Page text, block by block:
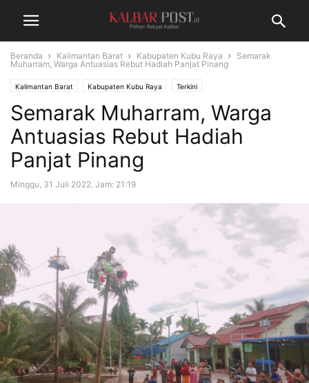
Beranda Kalimantan Barat Kabupaten Kubu Raya
Semarak
Muharram, Warga Antuasias Rebut Hadiah Panjat Pinang
Kalimantan Barat Kabupaten Kubu Raya Terkini
Semarak Muharram, Warga
Antuasias Rebut Hadiah
Panjat Pinang
Minggu, 31 Juli 2022. Jam: 21:19